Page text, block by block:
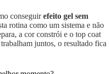
conseguirefeito gel sem
rotina como um sistema e não
a cor constrói e o top coat
juntos, o resultado fica